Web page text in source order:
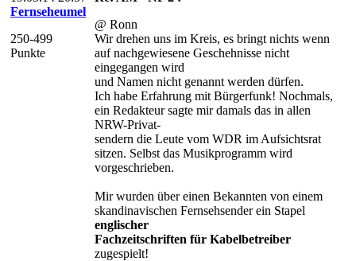
Fernseheumel
250-499
Punkte
@ Ronn
Wir drehen uns im Kreis, es bringt nichts wenn
auf nachgewiesene Geschehnisse nicht
eingegangen wird
und Namen nicht genannt werden dürfen.
Ich habe Erfahrung mit Bürgerfunk! Nochmals,
ein Redakteur sagte mir damals das in allen
NRW-Privat-
sendern die Leute vom WDR im Aufsichtsrat
sitzen. Selbst das Musikprogramm wird
vorgeschrieben.
Mir wurden über einen Bekannten von einem
skandinavischen Fernsehsender ein Stapel
englischer
Fachzeitschriften für Kabelbetreiber
zugespielt!